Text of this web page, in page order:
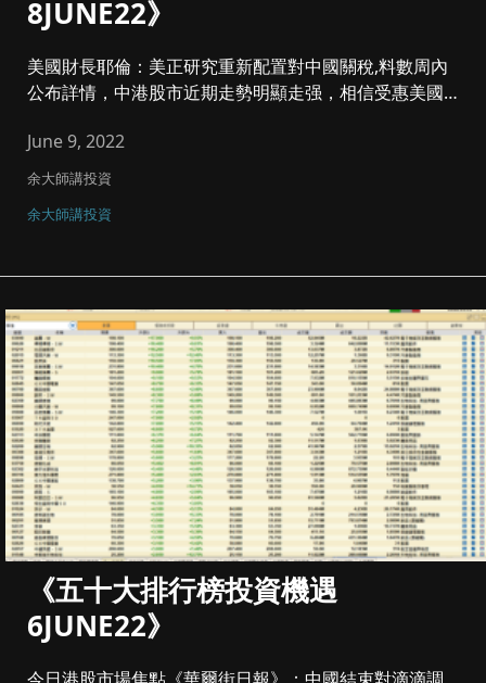
8JUNE22》
美國財長耶倫：美正研究重新配置對中國關稅,料數周內
公布詳情，中港股市近期走勢明顯走强，相信受惠美國憧
June 9, 2022
余大師講投資
余大師講投資
《五十大排行榜投資機遇
6JUNE22》